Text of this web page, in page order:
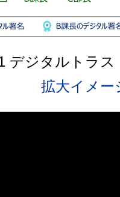
デジタルトラス
拡大イメー